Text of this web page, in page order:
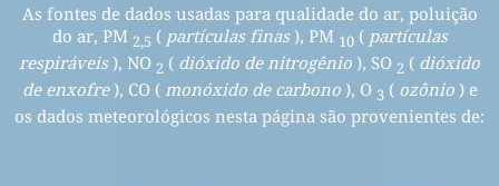
As fontes de dados usadas para qualidade do ar, poluição
do ar, PM 2,5 ( partículas finas), PM 10( partículas
respiráveis), NO 2 ( dióxido de nitrogênio ), SO 2 ( dióxido
de enxofre), CO ( monóxido de carbono), O 3 ( ozônio) e
os dados meteorológicos nesta página são provenientes de: